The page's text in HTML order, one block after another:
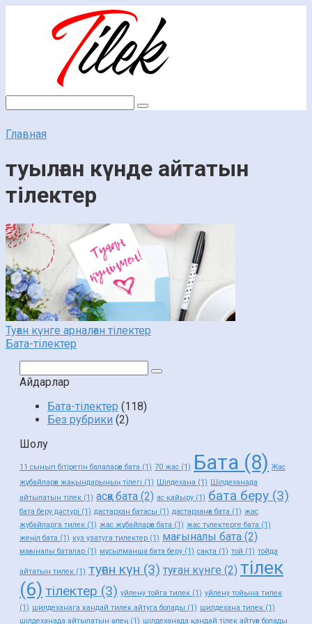
Главная
туылған күнде айтатын
тілектер
Туған күнге арналған тілектер
Бата-тілектер
Айдарлар
Бата-тілектер (118)
Без рубрики (2)
Шолу
11 сынып бітіретін балаларға бата (1) 70 жас (1) Бата (8) Жас
жұбайларға жақындарының тілегі (1) Шілдехана (1) Шілдеханада
айтылатын тілек (1) асқа бата (2) ас қайыру (1) бата беру (3)
бата беру дәстүрі (1) дастархан батасы (1) дастарханға бата (1) жас
жубайларга тилек (1) жас жұбайларға бата (1) жас түлектерге бата (1)
жеңіл бата (1) куз узатуга тилектер (1) мағыналы бата (2)
мағыналы баталар (1) мұсылманша бата беру (1) сақта (1) той (1) тойда
айтатын тилек (1) туған күн (3) туған күнге (2) тілек
(6) тілектер (3) уйлену тойга тилек (1) уйлену тойына тилек
(1) шилдеханага кандай тилек айтуга болады (1) шилдехана тилек (1)
шілдеханада айтылатын өлең (1) шілдеханада қандай тілек айтуға болады